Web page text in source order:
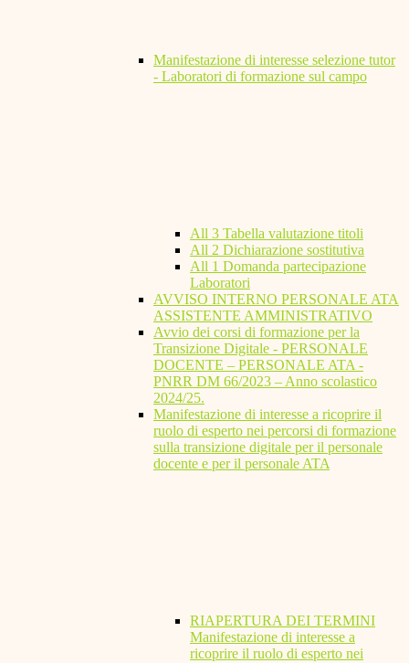
Manifestazione di interesse selezione tutor
- Laboratori di formazione sul campo
All 3 Tabella valutazione titoli
All 2 Dichiarazione sostitutiva
All 1 Domanda partecipazione
Laboratori
AVVISO INTERNO PERSONALE ATA
ASSISTENTE AMMINISTRATIVO
Avvio dei corsi di formazione per la
Transizione Digitale - PERSONALE
DOCENTE – PERSONALE ATA -
PNRR DM 66/2023 – Anno scolastico
2024/25.
Manifestazione di interesse a ricoprire il
ruolo di esperto nei percorsi di formazione
sulla transizione digitale per il personale
docente e per il personale ATA
RIAPERTURA DEI TERMINI
Manifestazione di interesse a
ricoprire il ruolo di esperto nei